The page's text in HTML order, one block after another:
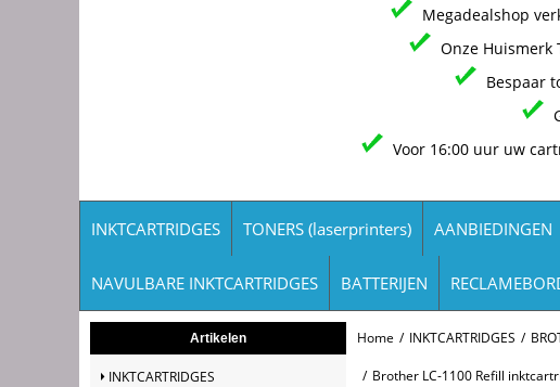
Megadealshop
Onze Huismerk
Bespaar
Voor 16:00 uur uw
INKTCARTRIDGES TONERS (laserprinters) AANBIEDINGEN
NAVULBARE INKTCARTRIDGES BATTERIJEN
Artikelen
INKTCARTRIDGES
Home / INKTCARTRIDGES /
/ Brother LC-1100 Refill